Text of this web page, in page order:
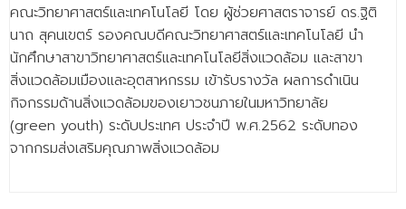
คณะวิทยาศาสตร์และเทคโนโลยี โดย ผู้ช่วยศาสตราจารย์ ดร.ฐิติ
นาถ สุคนเขตร์ รองคณบดีคณะวิทยาศาสตร์และเทคโนโลยี นำ
นักศึกษาสาขาวิทยาศาสตร์และเทคโนโลยีสิ่งแวดล้อม และสาขา
สิ่งแวดล้อมเมืองและอุตสาหกรรม เข้ารับรางวัล ผลการดำเนิน
กิจกรรมด้านสิ่งแวดล้อมของเยาวชนภายในมหาวิทยาลัย
(green youth) ระดับประเทศ ประจำปี พ.ศ.2562 ระดับทอง
จากกรมส่งเสริมคุณภาพสิ่งแวดล้อม